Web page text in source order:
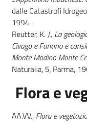
dalle Catastrofi
1994 .
Reutter, K.J., La
Civago e Fanano e
Monte Modino Monte
Naturalia, 5, Parma,
Flora e
AA.VV., Flora e